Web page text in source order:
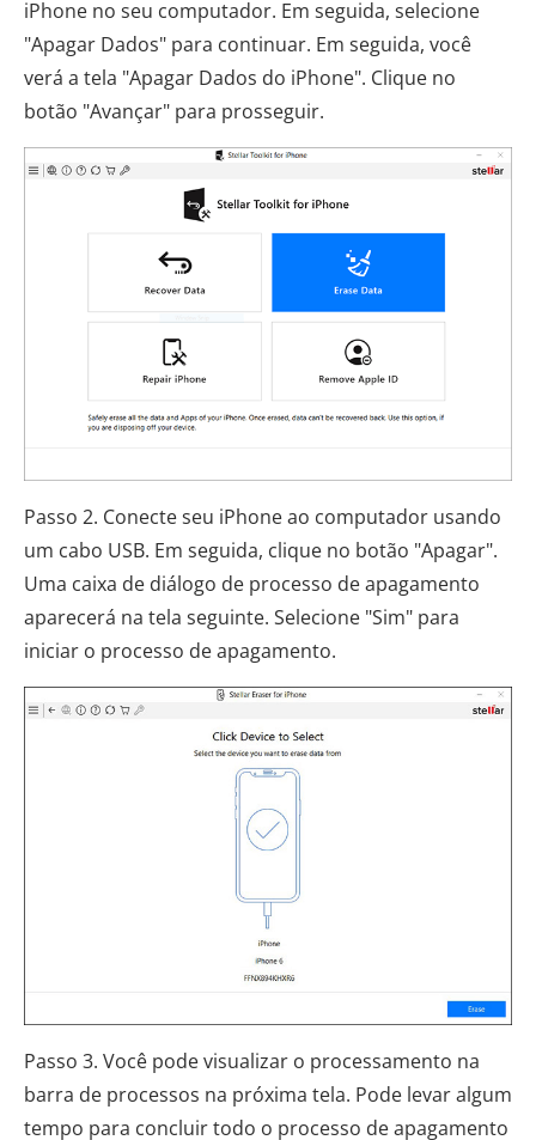
iPhone no seu computador. Em seguida, selecione
"Apagar Dados" para continuar. Em seguida, você
verá a tela "Apagar Dados do iPhone". Clique no
botão "Avançar" para prosseguir.
Passo 2. Conecte seu iPhone ao computador usando
um cabo USB. Em seguida, clique no botão "Apagar".
Uma caixa de diálogo de processo de apagamento
aparecerá na tela seguinte. Selecione "Sim" para
iniciar o processo de apagamento.
Passo 3. Você pode visualizar o processamento na
barra de processos na próxima tela. Pode levar algum
tempo para concluir todo o processo de apagamento